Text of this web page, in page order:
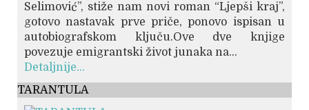
Selimović”, stiže nam novi roman “Ljepši kraj”,
gotovo nastavak prve priče, ponovo ispisan u
autobiografskom ključu.Ove dve knjige
povezuje emigrantski život junaka na...
Detaljnije...
TARANTULA